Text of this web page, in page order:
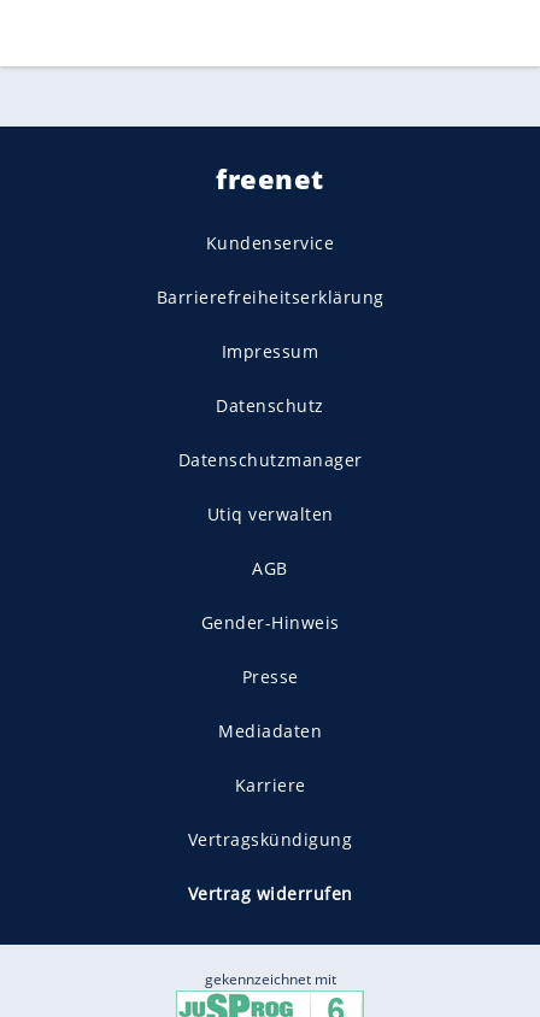
freenet
Kundenservice
Barrierefreiheitserklärung
Impressum
Datenschutz
Datenschutzmanager
Utiq verwalten
AGB
Gender-Hinweis
Presse
Mediadaten
Karriere
Vertragskündigung
Vertrag widerrufen
gekennzeichnet mit